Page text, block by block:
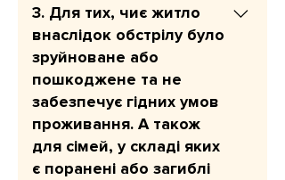
перші місяці після евакуації;
допомогти адаптуватися на
новому місці. Сума допомоги: 12
300 грн на людину (одноразово).
У разі відповідності критеріям
програми допомога надається
одноразово і розрахована на три
3. Для тих, чиє житло
внаслідок обстрілу було
зруйноване або
пошкоджене та не
забезпечує гідних умов
проживання. А також
для сімей, у складі яких
є поранені або загиблі